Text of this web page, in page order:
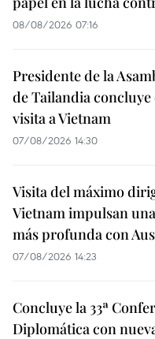
08/08/2026 07:16
Presidente de la
de Tailandia concluye
visita a Vietnam
07/08/2026 14:30
Visita del máximo
Vietnam impulsan
más profunda con
07/08/2026 14:23
Concluye la 33ª
Diplomática con